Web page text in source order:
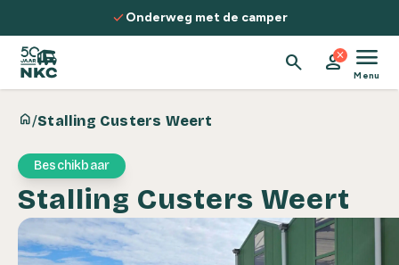
Spring naar de inhoud
checkOnderweg met de camper
search person
close menu
Menu
home/Stalling Custers Weert
Beschikbaar
Stalling Custers Weert